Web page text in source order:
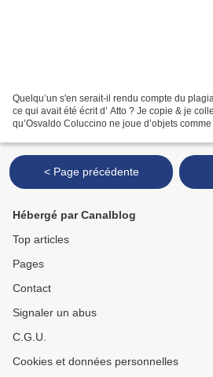
Quelqu’un s'en serait-il rendu compte du
ce qui avait été écrit d’ Atto ? Je copie & je
qu’Osvaldo Coluccino ne joue d’objets
< Page précédente
Hébergé par Canalblog
Top articles
Pages
Contact
Signaler un abus
C.G.U.
Cookies et données personnelles